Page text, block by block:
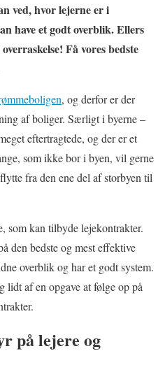
ved, hvor lejerne er i
have et godt overblik. Ellers
Få vores bedste
, og derfor er der
af boliger. Særligt i byerne –
eftertragtede, og der er et
som ikke bor i byen, vil gerne
fra den ene del af storbyen til
som kan tilbyde lejekontrakter.
den bedste og mest effektive
overblik og har et godt system.
lidt af en opgave at følge op på
på lejere og